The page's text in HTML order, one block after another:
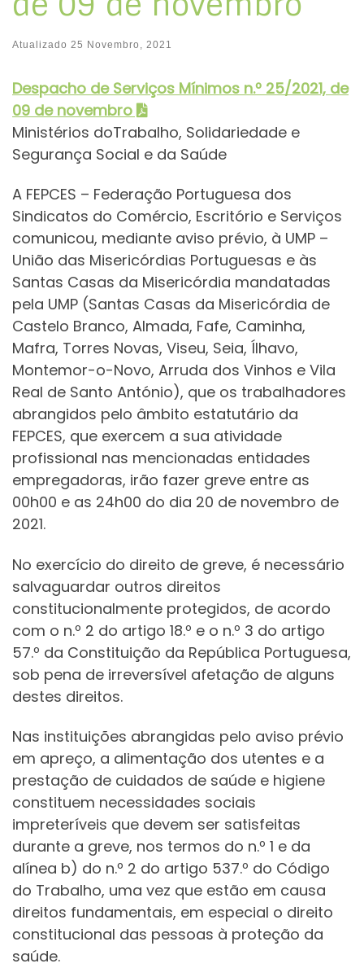
Atualizado 25 Novembro, 2021
Despacho de Serviços Mínimos n.º 25/2021, de
09 de novembro
Ministérios doTrabalho, Solidariedade e
Segurança Social e da Saúde
A FEPCES – Federação Portuguesa dos
Sindicatos do Comércio, Escritório e Serviços
comunicou, mediante aviso prévio, à UMP –
União das Misericórdias Portuguesas e às
Santas Casas da Misericórdia mandatadas
pela UMP (Santas Casas da Misericórdia de
Castelo Branco, Almada, Fafe, Caminha,
Mafra, Torres Novas, Viseu, Seia, Ílhavo,
Montemor-o-Novo, Arruda dos Vinhos e Vila
Real de Santo António), que os trabalhadores
abrangidos pelo âmbito estatutário da
FEPCES, que exercem a sua atividade
profissional nas mencionadas entidades
empregadoras, irão fazer greve entre as
00h00 e as 24h00 do dia 20 de novembro de
2021.
No exercício do direito de greve, é necessário
salvaguardar outros direitos
constitucionalmente protegidos, de acordo
com o n.º 2 do artigo 18.º e o n.º 3 do artigo
57.º da Constituição da República Portuguesa,
sob pena de irreversível afetação de alguns
destes direitos.
Nas instituições abrangidas pelo aviso prévio
em apreço, a alimentação dos utentes e a
prestação de cuidados de saúde e higiene
constituem necessidades sociais
impreteríveis que devem ser satisfeitas
durante a greve, nos termos do n.º 1 e da
alínea b) do n.º 2 do artigo 537.º do Código
do Trabalho, uma vez que estão em causa
direitos fundamentais, em especial o direito
constitucional das pessoas à proteção da
saúde.